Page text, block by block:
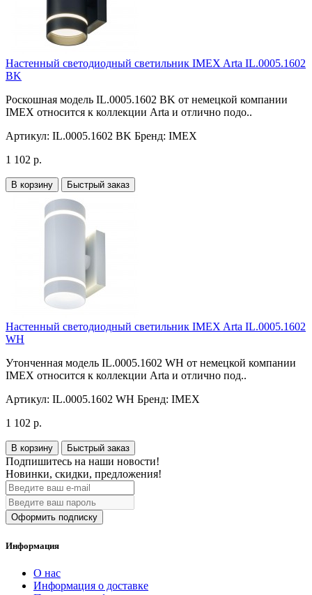
Настенный светодиодный светильник IMEX Arta IL.0005.1602
BK
Роскошная модель IL.0005.1602 BK от немецкой компании
IMEX относится к коллекции Arta и отлично подо..
Артикул: IL.0005.1602 BK Бренд: IMEX
1 102 р.
В корзину Быстрый заказ
Настенный светодиодный светильник IMEX Arta IL.0005.1602
WH
Утонченная модель IL.0005.1602 WH от немецкой компании
IMEX относится к коллекции Arta и отлично под..
Артикул: IL.0005.1602 WH Бренд: IMEX
1 102 р.
В корзину Быстрый заказ
Подпишитесь на наши новости!
Новинки, скидки, предложения!
Оформить подписку
Информация
О нас
Информация о доставке